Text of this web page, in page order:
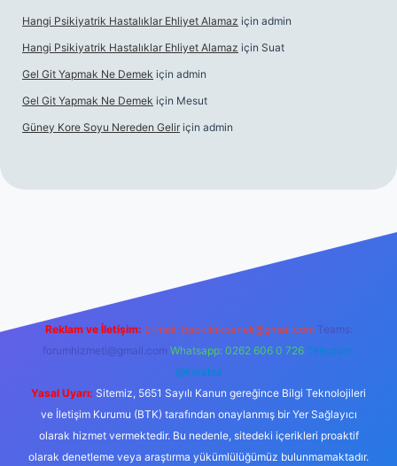
Hangi Psikiyatrik Hastalıklar Ehliyet Alamaz için admin
Hangi Psikiyatrik Hastalıklar Ehliyet Alamaz için Suat
Gel Git Yapmak Ne Demek için admin
Gel Git Yapmak Ne Demek için Mesut
Güney Kore Soyu Nereden Gelir için admin
Reklam ve İletişim: E-mail: backlinkpaneli@gmail.com Teams:
forumhizmeti@gmail.com Whatsapp: 0262 606 0 726 Telegram:
@karabul
Yasal Uyarı: Sitemiz, 5651 Sayılı Kanun gereğince Bilgi Teknolojileri
ve İletişim Kurumu (BTK) tarafından onaylanmış bir Yer Sağlayıcı
olarak hizmet vermektedir. Bu nedenle, sitedeki içerikleri proaktif
olarak denetleme veya araştırma yükümlülüğümüz bulunmamaktadır.